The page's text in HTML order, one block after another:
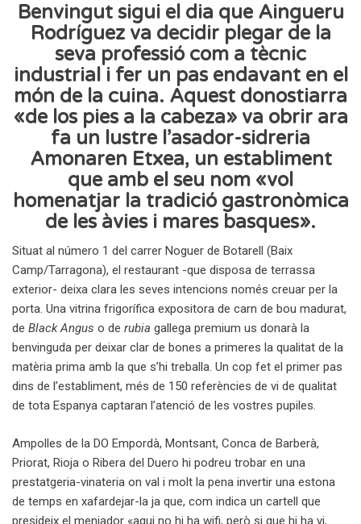
Benvingut sigui el dia que Aingueru
Rodríguez va decidir plegar de la
seva professió com a tècnic
industrial i fer un pas endavant en el
món de la cuina. Aquest donostiarra
«de los pies a la cabeza» va obrir ara
fa un lustre l’asador-sidreria
Amonaren Etxea, un establiment
que amb el seu nom «vol
homenatjar la tradició gastronòmica
de les àvies i mares basques».
Situat al número 1 del carrer Noguer de Botarell (Baix
Camp/Tarragona), el restaurant -que disposa de terrassa
exterior- deixa clara les seves intencions només creuar per la
porta. Una vitrina frigorífica expositora de carn de bou madurat,
de Black Angus o de rubia gallega premium us donarà la
benvinguda per deixar clar de bones a primeres la qualitat de la
matèria prima amb la que s’hi treballa. Un cop fet el primer pas
dins de l’establiment, més de 150 referències de vi de qualitat
de tota Espanya captaran l’atenció de les vostres pupiles.
Ampolles de la DO Empordà, Montsant, Conca de Barberà,
Priorat, Rioja o Ribera del Duero hi podreu trobar en una
prestatgeria-vinateria on val i molt la pena invertir una estona
de temps en xafardejar-la ja que, com indica un cartell que
presideix el menjador «aqui no hi ha wifi, però si que hi ha vi,